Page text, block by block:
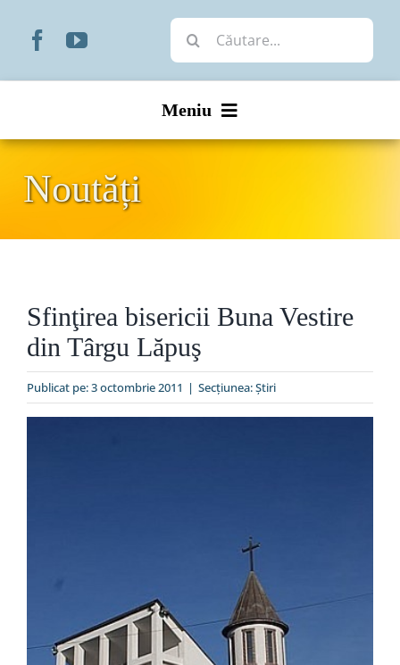
Cautare...
Meniu
Organizare
Liturgic
Special
Noutăți
Sfinţirea bisericii Buna Vestire
din Târgu Lăpuş
Publicat pe: 3 octombrie 2011 | Secțiunea:Ştiri